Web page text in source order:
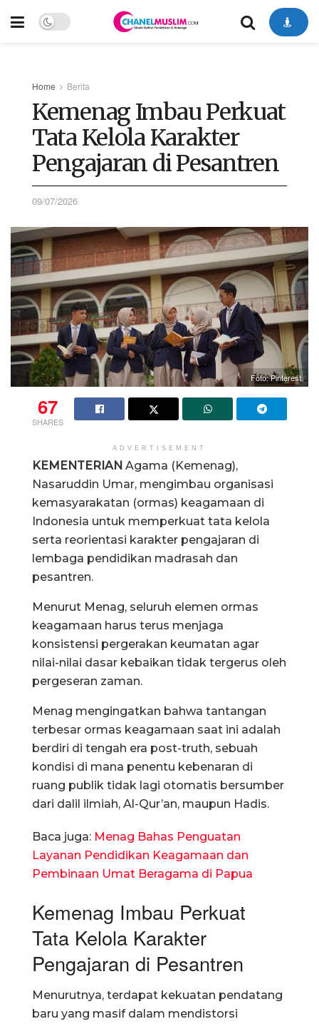
Home Berita
Kemenag Imbau Perkuat
Tata Kelola Karakter
Pengajaran di Pesantren
09/07/2026
Foto: Pinterest
67
SHARES
ADVERTISEMENT
KEMENTERIAN Agama (Kemenag),
Nasaruddin Umar, mengimbau organisasi
kemasyarakatan (ormas) keagamaan di
Indonesia untuk memperkuat tata kelola
serta reorientasi karakter pengajaran di
lembaga pendidikan madrasah dan
pesantren.
Menurut Menag, seluruh elemen ormas
keagamaan harus terus menjaga
konsistensi pergerakan keumatan agar
nilai-nilai dasar kebaikan tidak tergerus oleh
pergeseran zaman.
Menag mengingatkan bahwa tantangan
terbesar ormas keagamaan saat ini adalah
berdiri di tengah era post-truth, sebuah
kondisi di mana penentu kebenaran di
ruang publik tidak lagi otomatis bersumber
dari dalil ilmiah, Al-Qur’an, maupun Hadis.
Baca juga: Menag Bahas Penguatan
Layanan Pendidikan Keagamaan dan
Pembinaan Umat Beragama di Papua
Kemenag Imbau Perkuat
Tata Kelola Karakter
Pengajaran di Pesantren
Menurutnya, terdapat kekuatan pendatang
baru yang masif dalam mendistorsi